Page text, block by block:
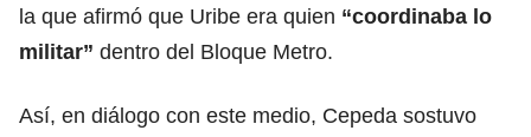
la que afirmó que Uribe era quien “coordinaba lo
militar” dentro del Bloque Metro.
Así, en diálogo con este medio, Cepeda sostuvo